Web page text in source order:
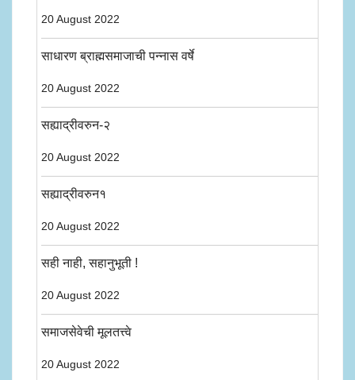
20 August 2022
साधारण ब्राह्मसमाजाची पन्नास वर्षे
20 August 2022
सह्याद्रीवरुन-२
20 August 2022
सह्याद्रीवरुन१
20 August 2022
सही नाही, सहानुभूती !
20 August 2022
समाजसेवेची मूलतत्त्वे
20 August 2022